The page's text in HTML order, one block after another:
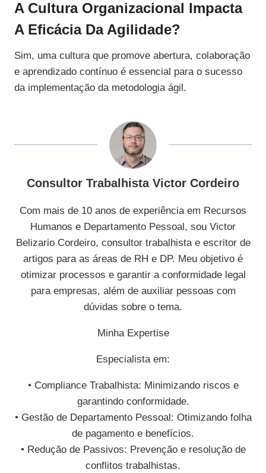
A Cultura Organizacional Impacta
A Eficácia Da Agilidade?
Sim, uma cultura que promove abertura, colaboração
e aprendizado contínuo é essencial para o sucesso
da implementação da metodologia ágil.
Consultor Trabalhista Victor Cordeiro
Com mais de 10 anos de experiência em Recursos
Humanos e Departamento Pessoal, sou Victor
Belizario Cordeiro, consultor trabalhista e escritor de
artigos para as áreas de RH e DP. Meu objetivo é
otimizar processos e garantir a conformidade legal
para empresas, além de auxiliar pessoas com
dúvidas sobre o tema.
Minha Expertise
Especialista em:
• Compliance Trabalhista: Minimizando riscos e
garantindo conformidade.
• Gestão de Departamento Pessoal: Otimizando folha
de pagamento e benefícios.
• Redução de Passivos: Prevenção e resolução de
conflitos trabalhistas.